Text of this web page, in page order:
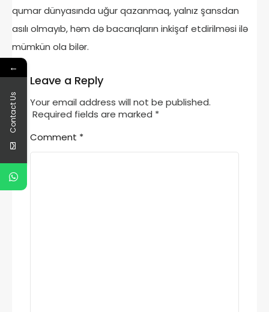
qumar dünyasında uğur qazanmaq, yalnız şansdan
asılı olmayıb, həm də bacarıqların inkişaf etdirilməsi ilə
mümkün ola bilər.
Leave a Reply
Your email address will not be published.
Required fields are marked *
Comment *
←
Contact Us